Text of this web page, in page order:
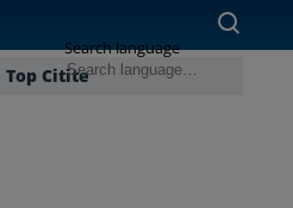
Top Citite
Search language